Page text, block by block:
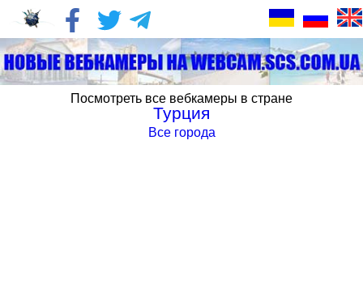
Посмотреть все вебкамеры в стране
Турция
Все города